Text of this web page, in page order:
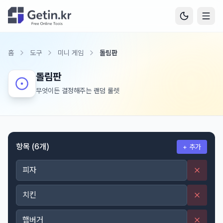
홈 도구 미니 게임 돌림판
돌림판
무엇이든 결정해주는 랜덤 룰렛
항목 (6개) + 추가